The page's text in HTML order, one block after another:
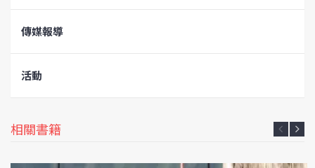
傳媒報導
活動
相關書籍